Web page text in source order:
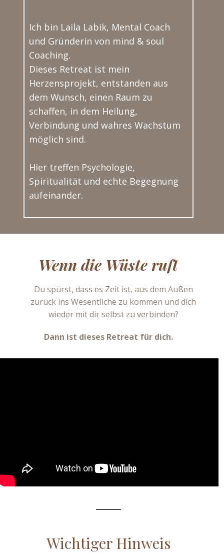
Ich bin Laila Labik, Mental Coach
und Gründerin von mind & soul
Coaching.
Dieses Retreat ist mein
Herzensprojekt, entstanden aus
dem Wunsch, einen Ra​um zu
schaffen, in dem Heilung,
Verbindung und wahres Wachstum
möglich sind.
Hier treffen Psychologie,
Spiritualität und echte Begegnung
aufeinander.
Wenn die Wüste ruft
Du spürst, dass es Zeit ist, aus dem Außen
zurück ins Wesentliche zu kommen und dich
wieder mit dir selbst zu verbinden?
Dann ist dieses Retreat für dich.
Wichtiger Hinweis